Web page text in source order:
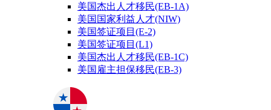
美国杰出人才移民(EB-1A)
美国国家利益人才(NIW)
美国签证项目(E-2)
美国签证项目(L1)
美国杰出人才移民(EB-1C)
美国雇主担保移民(EB-3)